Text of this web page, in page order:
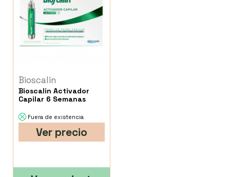
Bioscalin
Bioscalin Activador
Capilar 6 Semanas
Fuera de existencia
Ver precio